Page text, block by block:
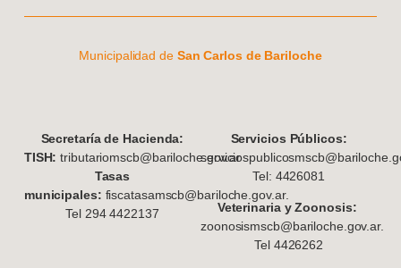
Municipalidad deSan Carlos de Bariloche
Secretaría de Hacienda:
TISH: tributariomscb@bariloche.gov.ar
Tasas
municipales: fiscatasamscb@bariloche.gov.ar.
Tel 294 4422137
Servicios Públicos:
Tel: 4426081
Veterinaria y Zoonosis:
zoonosismscb@bariloche.gov.ar.
Tel 4426262